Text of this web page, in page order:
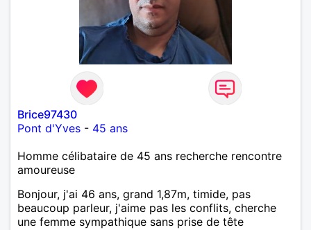
Brice97430
Pont d'Yves - 45 ans
Homme célibataire de 45 ans recherche rencontre
amoureuse
Bonjour, j'ai 46 ans, grand 1,87m, timide, pas
beaucoup parleur, j'aime pas les conflits, cherche
une femme sympathique sans prise de tête